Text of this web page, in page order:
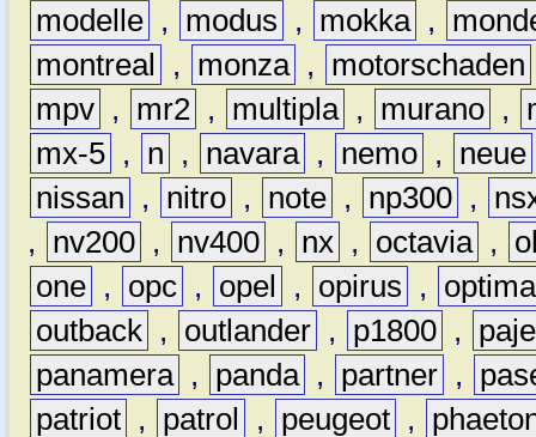
modelle , modus , mokka ,
montreal
, monza , motorschaden
mpv , mr2 , multipla , murano ,
mx-5 , n , navara , nemo , neue
nissan
, nitro , note , np300 ,
,
nv200 , nv400 , nx , octavia ,
one , opc , opel , opirus ,
optima
outback , outlander , p1800 ,
panamera , panda , partner ,
patriot , patrol , peugeot ,